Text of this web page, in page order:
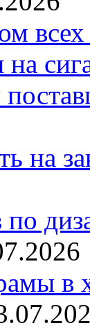
на
в